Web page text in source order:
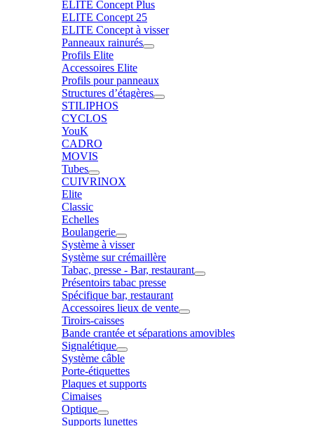
ELITE Concept Plus
ELITE Concept 25
ELITE Concept à visser
Panneaux rainurés
Profils Elite
Accessoires Elite
Profils pour panneaux
Structures d’étagères
STILIPHOS
CYCLOS
YouK
CADRO
MOVIS
Tubes
CUIVRINOX
Elite
Classic
Echelles
Boulangerie
Système à visser
Système sur crémaillère
Tabac, presse - Bar, restaurant
Présentoirs tabac presse
Spécifique bar, restaurant
Accessoires lieux de vente
Tiroirs-caisses
Bande crantée et séparations amovibles
Signalétique
Système câble
Porte-étiquettes
Plaques et supports
Cimaises
Optique
Supports lunettes